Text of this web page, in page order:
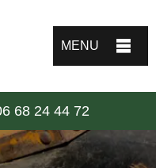
MENU
68 24 44 72